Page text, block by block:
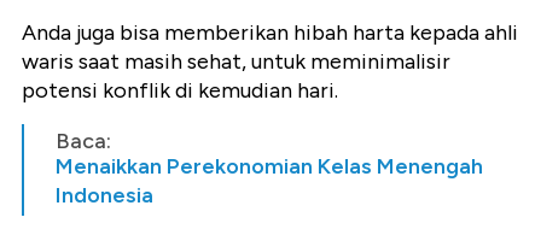
Anda juga bisa memberikan hibah harta kepada ahli
waris saat masih sehat, untuk meminimalisir
potensi konflik di kemudian hari.
Baca:
Menaikkan Perekonomian Kelas Menengah
Indonesia